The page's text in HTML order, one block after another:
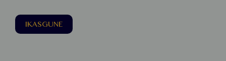
IKASGUNE